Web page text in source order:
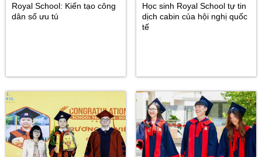
Royal School: Kiến tạo công
dân số ưu tú
Học sinh Royal School tự tin
dịch cabin của hội nghị quốc
tế